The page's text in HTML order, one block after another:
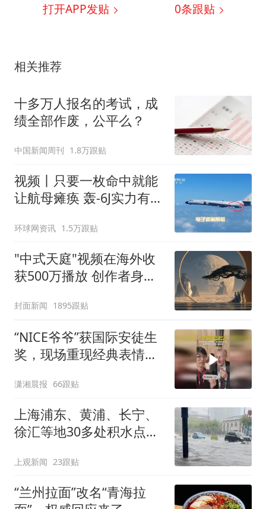
打开APP发贴 0条跟贴
相关推荐
十多万人报名的考试，成
绩全部作废，公平么？
中国新闻周刊 1.8万跟贴
视频丨只要一枚命中就能
让航母瘫痪 轰-6J实力有多
环球网资讯 1.5万跟贴
"中式天庭"视频在海外收
获500万播放 创作者身份
封面新闻 1895跟贴
“NICE爷爷”获国际安徒生
奖，现场重现经典表情
潇湘晨报 66跟贴
上海浦东、黄浦、长宁、
徐汇等地30多处积水点正
上观新闻 23跟贴
“兰州拉面”改名“青海拉